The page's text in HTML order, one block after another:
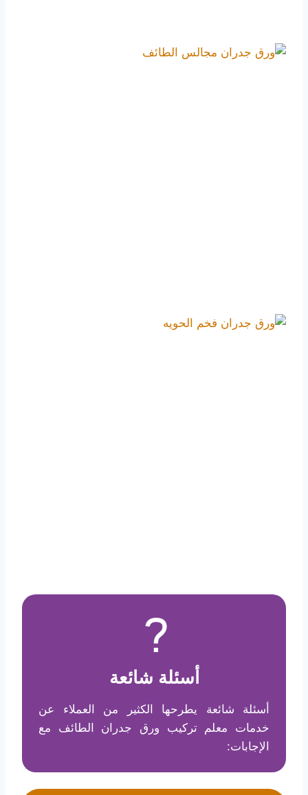
أسئلة شائعة
أسئلة شائعة يطرحها الكثير من العملاء عن
خدمات معلم تركيب ورق جدران الطائف مع
الإجابات: